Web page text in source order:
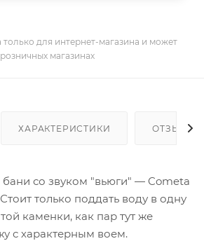
только для интернет-магазина и может
магазинах
ХАРАКТЕРИСТИКИ ОТЗЫВЫ
бани со звуком "вьюги" — Cometa
только поддать воду в одну
каменки, как пар тут же
с характерным воем.